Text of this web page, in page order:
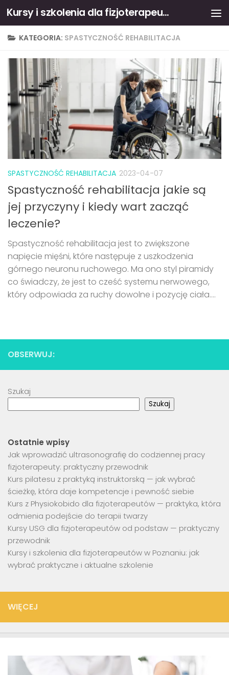
Skip to content Kursy i szkolenia dla fizjoterapeutów
KATEGORIA: SPASTYCZNOŚĆ REHABILITACJA
SPASTYCZNOŚĆ REHABILITACJA 2023-04-07
Spastyczność rehabilitacja jakie są
jej przyczyny i kiedy wart zacząć
leczenie?
Spastyczność rehabilitacja jest to zwiększone
napięcie mięśni, które następuje z uszkodzenia
górnego neuronu ruchowego. Ma ono styl piramidy
co świadczy, że jest to cześć systemu nerwowego,
który odpowiada za ruchy dowolne i pozycję ciała....
OBSERWUJ:
Szukaj
Szukaj
Ostatnie wpisy
Jak wprowadzić ultrasonografię do codziennej pracy
fizjoterapeuty: praktyczny przewodnik
Kurs pilatesu z praktyką instruktorską — jak wybrać
ścieżkę, która daje kompetencje i pewność siebie
Kurs z Physiokobido dla fizjoterapeutów — praktyka, która
odmienia podejście do terapii twarzy
Kursy USG dla fizjoterapeutów od podstaw — praktyczny
przewodnik
Kursy i szkolenia dla fizjoterapeutów w Poznaniu: jak
wybrać praktyczne i aktualne szkolenie
WIĘCEJ